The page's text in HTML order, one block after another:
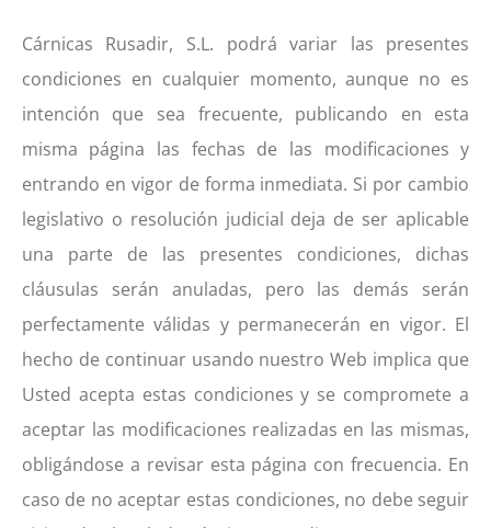
Cárnicas Rusadir, S.L. podrá variar las presentes
condiciones en cualquier momento, aunque no es
intención que sea frecuente, publicando en esta
misma página las fechas de las modificaciones y
entrando en vigor de forma inmediata. Si por cambio
legislativo o resolución judicial deja de ser aplicable
una parte de las presentes condiciones, dichas
cláusulas serán anuladas, pero las demás serán
perfectamente válidas y permanecerán en vigor. El
hecho de continuar usando nuestro Web implica que
Usted acepta estas condiciones y se compromete a
aceptar las modificaciones realizadas en las mismas,
obligándose a revisar esta página con frecuencia. En
caso de no aceptar estas condiciones, no debe seguir